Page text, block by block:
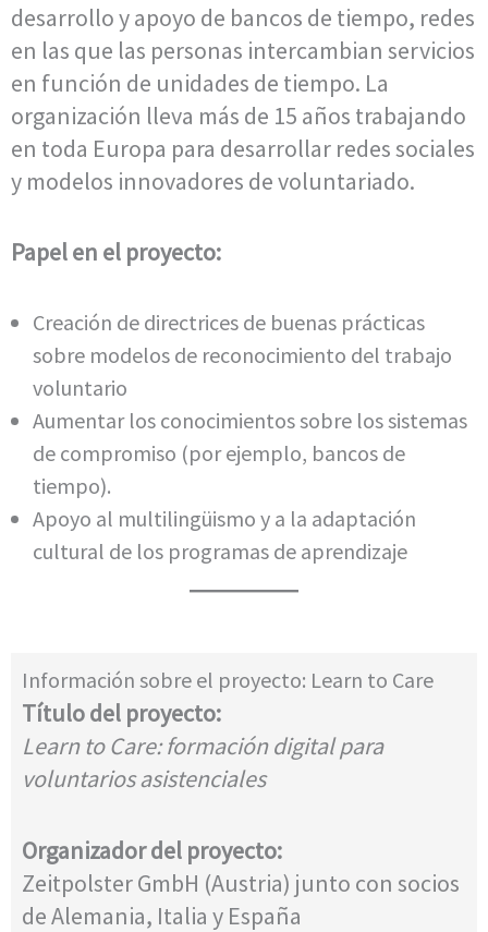
desarrollo y apoyo de bancos de tiempo, redes
en las que las personas intercambian servicios
en función de unidades de tiempo. La
organización lleva más de 15 años trabajando
en toda Europa para desarrollar redes sociales
y modelos innovadores de voluntariado.
Papel en el proyecto:
Creación de directrices de buenas prácticas
sobre modelos de reconocimiento del trabajo
voluntario
Aumentar los conocimientos sobre los sistemas
de compromiso (por ejemplo, bancos de
tiempo).
Apoyo al multilingüismo y a la adaptación
cultural de los programas de aprendizaje
Información sobre el proyecto: Learn to Care
Título del proyecto:
Learn to Care: formación digital para
voluntarios asistenciales
Organizador del proyecto:
Zeitpolster GmbH (Austria) junto con socios
de Alemania, Italia y España